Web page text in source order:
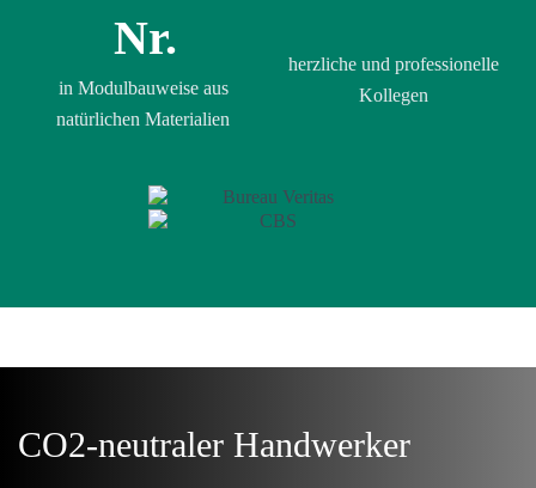
Nr.
in Modulbauweise aus
natürlichen Materialien
herzliche und professionelle
Kollegen
CO2-neutraler Handwerker